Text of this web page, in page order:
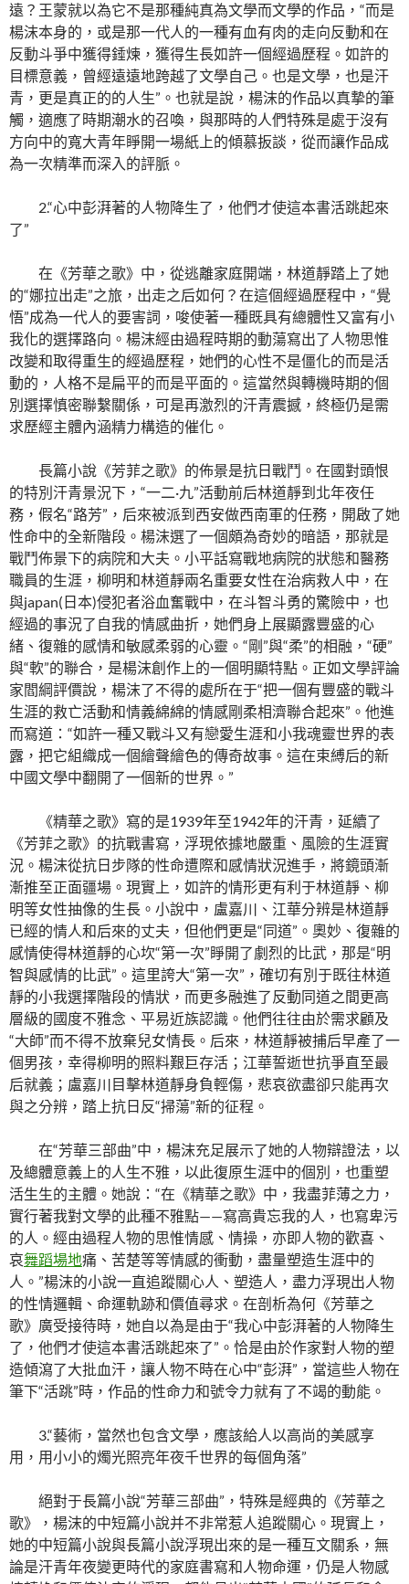
遠？王蒙就以為它不是那種純真為文學而文學的作品，“而是
楊沫本身的，或是那一代人的一種有血有肉的走向反動和在
反動斗爭中獲得錘煉，獲得生長如許一個經過歷程。如許的
目標意義，曾經遠遠地跨越了文學自己。也是文學，也是汗
青，更是真正的的人生”。也就是說，楊沫的作品以真摯的筆
觸，適應了時期潮水的召喚，與那時的人們特殊是處于沒有
方向中的寬大青年睜開一場紙上的傾慕扳談，從而讓作品成
為一次精準而深入的評脈。
2.“心中彭湃著的人物降生了，他們才使這本書活跳起來
了”
在《芳華之歌》中，從逃離家庭開端，林道靜踏上了她
的“娜拉出走”之旅，出走之后如何？在這個經過歷程中，“覺
悟”成為一代人的要害詞，唆使著一種既具有總體性又富有小
我化的選擇路向。楊沫經由過程時期的動蕩寫出了人物思惟
改變和取得重生的經過歷程，她們的心性不是僵化的而是活
動的，人格不是扁平的而是平面的。這當然與轉機時期的個
別選擇慎密聯繫關係，可是再激烈的汗青震撼，終極仍是需
求歷經主體內涵精力構造的催化。
長篇小說《芳菲之歌》的佈景是抗日戰鬥。在國對頭恨
的特別汗青景況下，“一二·九”活動前后林道靜到北年夜任
務，假名“路芳”，后來被派到西安做西南軍的任務，開啟了她
性命中的全新階段。楊沫選了一個頗為奇妙的暗語，那就是
戰鬥佈景下的病院和大夫。小平話寫戰地病院的狀態和醫務
職員的生涯，柳明和林道靜兩名重要女性在治病救人中，在
與japan(日本)侵犯者浴血奮戰中，在斗智斗勇的驚險中，也
經過的事況了自我的情感曲折，她們身上展顯露豐盛的心
緒、復雜的感情和敏感柔弱的心靈。“剛”與“柔”的相融，“硬”
與“軟”的聯合，是楊沫創作上的一個明顯特點。正如文學評論
家閻綱評價說，楊沫了不得的處所在于“把一個有豐盛的戰斗
生涯的救亡活動和情義綿綿的情感剛柔相濟聯合起來”。他進
而寫道：“如許一種又戰斗又有戀愛生涯和小我魂靈世界的表
露，把它組織成一個繪聲繪色的傳奇故事。這在束縛后的新
中國文學中翻開了一個新的世界。”
《精華之歌》寫的是1939年至1942年的汗青，延續了
《芳菲之歌》的抗戰書寫，浮現依據地嚴重、風險的生涯實
況。楊沫從抗日步隊的性命遭際和感情狀況進手，將鏡頭漸
漸推至正面疆場。現實上，如許的情形更有利于林道靜、柳
明等女性抽像的生長。小說中，盧嘉川、江華分辨是林道靜
已經的情人和后來的丈夫，但他們更是“同道”。奧妙、復雜的
感情使得林道靜的心坎“第一次”睜開了劇烈的比武，那是“明
智與感情的比武”。這里誇大“第一次”，確切有別于既往林道
靜的小我選擇階段的情狀，而更多融進了反動同道之間更高
層級的國度不雅念、平易近族認識。他們往往由於需求顧及
“大師”而不得不放棄兒女情長。后來，林道靜被捕后早產了一
個男孩，幸得柳明的照料艱巨存活；江華誓逝世抗爭直至最
后就義；盧嘉川目擊林道靜身負輕傷，悲哀欲盡卻只能再次
與之分辨，踏上抗日反“掃蕩”新的征程。
在“芳華三部曲”中，楊沫充足展示了她的人物辯證法，以
及總體意義上的人生不雅，以此復原生涯中的個別，也重塑
活生生的主體。她說：“在《精華之歌》中，我盡菲薄之力，
實行著我對文學的此種不雅點——寫高貴忘我的人，也寫卑污
的人。經由過程人物的思惟情感、情操，亦即人物的歡喜、
哀舞蹈場地痛、苦楚等等情感的衝動，盡量塑造生涯中的
人。”楊沫的小說一直追蹤關心人、塑造人，盡力浮現出人物
的性情邏輯、命運軌跡和價值尋求。在剖析為何《芳華之
歌》廣受接待時，她自以為是由于“我心中彭湃著的人物降生
了，他們才使這本書活跳起來了”。恰是由於作家對人物的塑
造傾瀉了大批血汗，讓人物不時在心中“彭湃”，當這些人物在
筆下“活跳”時，作品的性命力和號令力就有了不竭的動能。
3.“藝術，當然也包含文學，應該給人以高尚的美感享
用，用小小的燭光照亮年夜千世界的每個角落”
絕對于長篇小說“芳華三部曲”，特殊是經典的《芳華之
歌》，楊沫的中短篇小說并不非常惹人追蹤關心。現實上，
她的中短篇小說與長篇小說浮現出來的是一種互文關系，無
論是汗青年夜變更時代的家庭書寫和人物命運，仍是人物感